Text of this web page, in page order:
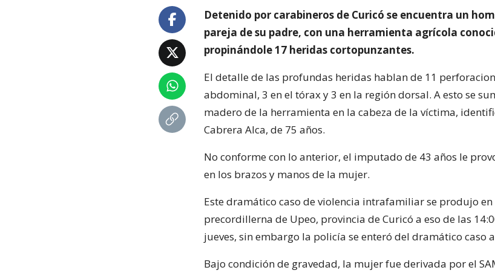
Detenido por carabineros de Curicó se encuentra un
pareja de su padre, con una herramienta agrícola
propinándole 17 heridas cortopunzantes.
El detalle de las profundas heridas hablan de 11
abdominal, 3 en el tórax y 3 en la región dorsal. A esto se
madero de la herramienta en la cabeza de la víctima,
Cabrera Alca, de 75 años.
No conforme con lo anterior, el imputado de 43 años le
en los brazos y manos de la mujer.
Este dramático caso de violencia intrafamiliar se produjo
precordillerna de Upeo, provincia de Curicó a eso de las
jueves, sin embargo la policía se enteró del dramático caso
Bajo condición de gravedad, la mujer fue derivada por el